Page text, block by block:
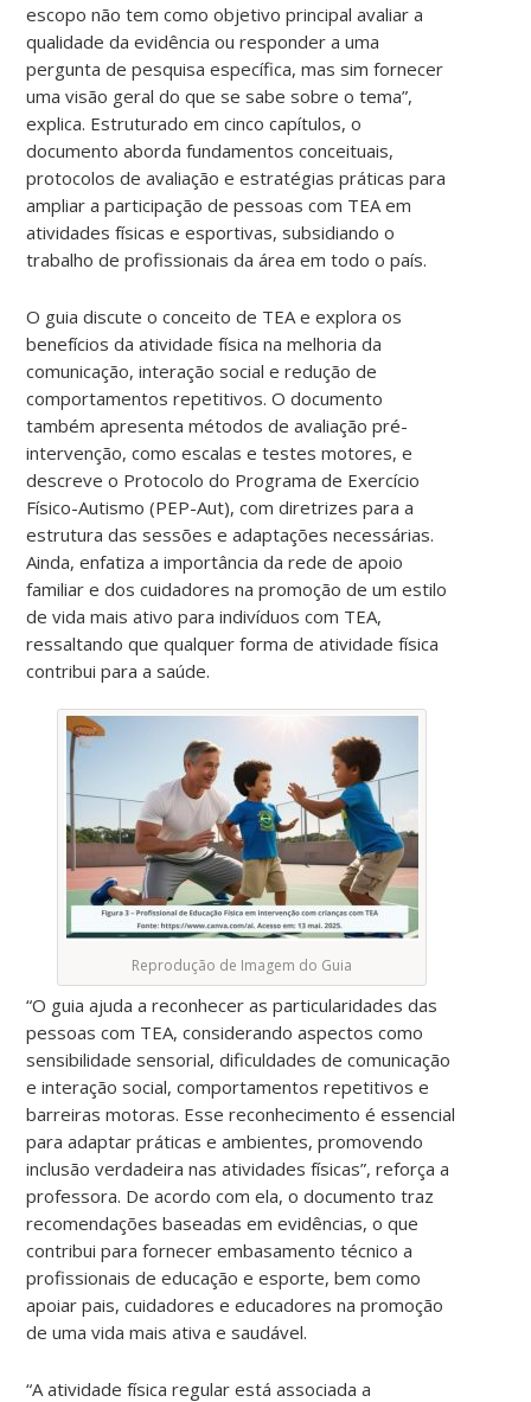
escopo não tem como objetivo principal avaliar a
qualidade da evidência ou responder a uma
pergunta de pesquisa específica, mas sim fornecer
uma visão geral do que se sabe sobre o tema”,
explica. Estruturado em cinco capítulos, o
documento aborda fundamentos conceituais,
protocolos de avaliação e estratégias práticas para
ampliar a participação de pessoas com TEA em
atividades físicas e esportivas, subsidiando o
trabalho de profissionais da área em todo o país.
O guia discute o conceito de TEA e explora os
benefícios da atividade física na melhoria da
comunicação, interação social e redução de
comportamentos repetitivos. O documento
também apresenta métodos de avaliação pré-
intervenção, como escalas e testes motores, e
descreve o Protocolo do Programa de Exercício
Físico-Autismo (PEP-Aut), com diretrizes para a
estrutura das sessões e adaptações necessárias.
Ainda, enfatiza a importância da rede de apoio
familiar e dos cuidadores na promoção de um estilo
de vida mais ativo para indivíduos com TEA,
ressaltando que qualquer forma de atividade física
contribui para a saúde.
Reprodução de Imagem do Guia
“O guia ajuda a reconhecer as particularidades das
pessoas com TEA, considerando aspectos como
sensibilidade sensorial, dificuldades de comunicação
e interação social, comportamentos repetitivos e
barreiras motoras. Esse reconhecimento é essencial
para adaptar práticas e ambientes, promovendo
inclusão verdadeira nas atividades físicas”, reforça a
professora. De acordo com ela, o documento traz
recomendações baseadas em evidências, o que
contribui para fornecer embasamento técnico a
profissionais de educação e esporte, bem como
apoiar pais, cuidadores e educadores na promoção
de uma vida mais ativa e saudável.
“A atividade física regular está associada a